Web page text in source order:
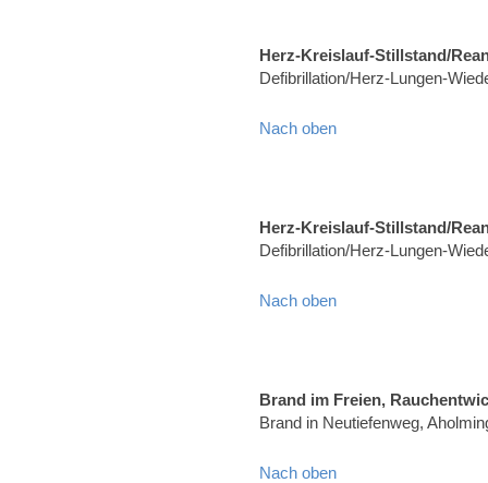
Herz-Kreislauf-Stillstand/
Defibrillation/Herz-Lungen-
Nach oben
Herz-Kreislauf-Stillstand/
Defibrillation/Herz-Lungen-
Nach oben
Brand im Freien,
Brand in Neutiefenweg,
Nach oben